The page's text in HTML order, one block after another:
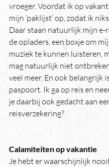
vroeger. Voordat ik op
mijn ‘paklijst’ op, zodat ik
Daar staan natuurlijk mijn e-
de opladers, een boxje om
muziek te kunnen luisteren,
mag natuurlijk niet
veel meer. En ook belangrijk
paspoort. Ik ga op reis en
je daarbij ook gedacht aan
reisverzekering?
Calamiteiten op vakantie
Je hebt er waarschijnlijk